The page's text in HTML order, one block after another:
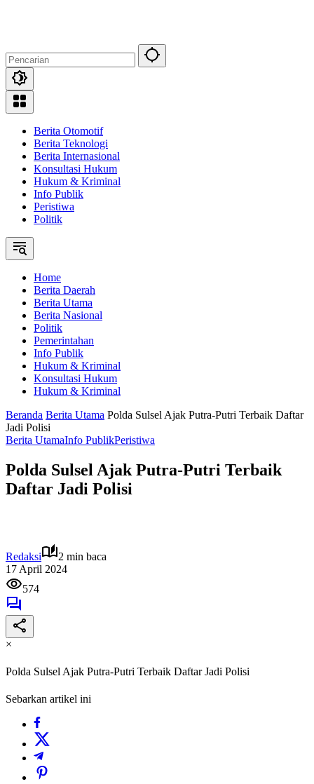
Berita Otomotif
Berita Teknologi
Berita Internasional
Konsultasi Hukum
Hukum & Kriminal
Info Publik
Peristiwa
Politik
Home
Berita Daerah
Berita Utama
Berita Nasional
Politik
Pemerintahan
Info Publik
Hukum & Kriminal
Konsultasi Hukum
Hukum & Kriminal
Beranda Berita Utama Polda Sulsel Ajak Putra-Putri Terbaik Daftar
Jadi Polisi
Berita UtamaInfo PublikPeristiwa
Polda Sulsel Ajak Putra-Putri Terbaik
Daftar Jadi Polisi
Redaksi
2 min baca
17 April 2024
574
×
Polda Sulsel Ajak Putra-Putri Terbaik Daftar Jadi Polisi
Sebarkan artikel ini